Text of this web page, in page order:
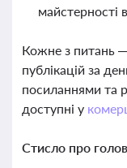
майстерності в
Кожне з питань
публікацій за
посиланнями та
доступні у
Стисло про